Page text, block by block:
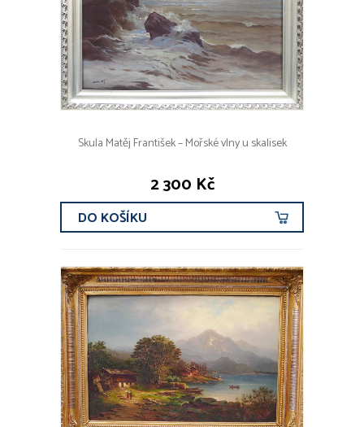
Skula Matěj František – Mořské vlny u skalisek
2 300 Kč
DO KOŠÍKU